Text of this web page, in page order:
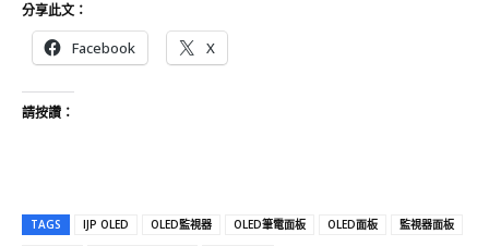
分享此文：
Facebook X
請按讚：
TAGS IJP OLED OLED監視器 OLED筆電面板 OLED面板
監視器面板